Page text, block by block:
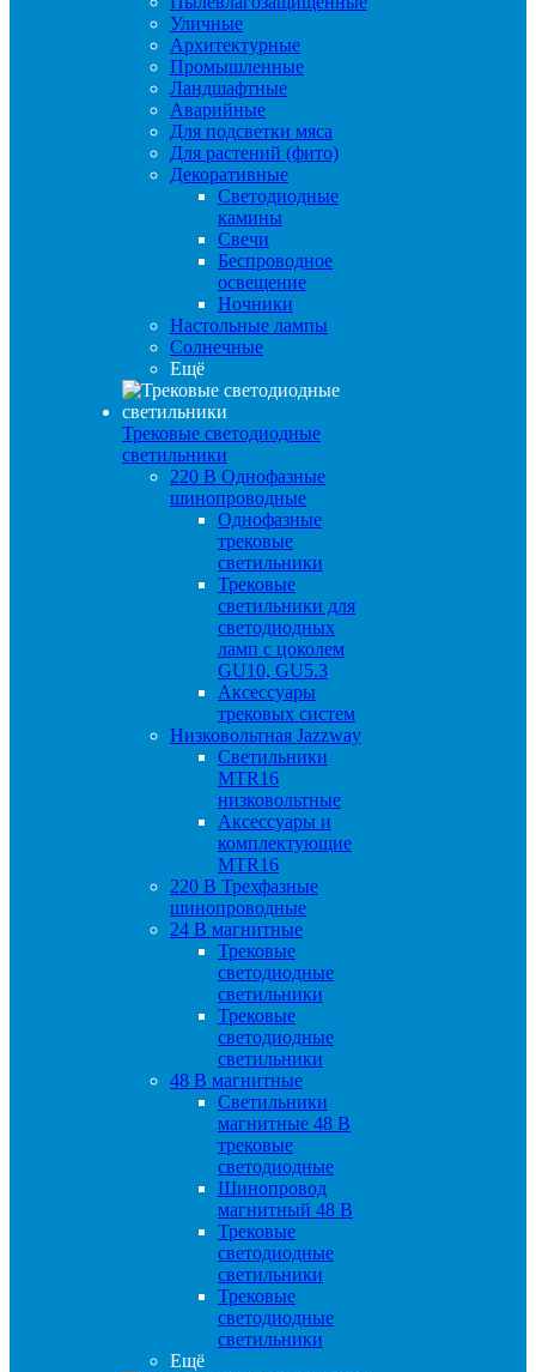
Уличные
Архитектурные
Промышленные
Ландшафтные
Аварийные
Для подсветки мяса
Для растений (фито)
Декоративные
Светодиодные
камины
Свечи
Беспроводное
освещение
Ночники
Настольные лампы
Солнечные
Ещё
Трековые светодиодные
светильники
220 B Однофазные
шинопроводные
Однофазные
трековые
светильники
Трековые
светильники для
светодиодных
ламп с цоколем
GU10, GU5.3
Аксессуары
трековых систем
Низковольтная Jazzway
Светильники
MTR16
низковольтные
Аксессуары и
комплектующие
MTR16
220 B Трехфазные
шинопроводные
24 B магнитные
Трековые
светодиодные
светильники
Трековые
светодиодные
светильники
48 B магнитные
Светильники
магнитные 48 В
трековые
светодиодные
Шинопровод
магнитный 48 В
Трековые
светодиодные
светильники
Трековые
светодиодные
светильники
Ещё